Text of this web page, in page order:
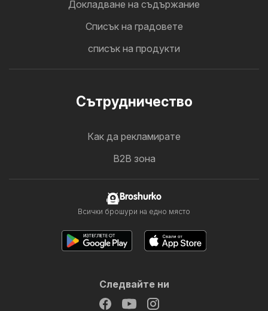
Докладване на съдържание
Cписък на градовете
списък на продукти
Cътрудничество
Как да рекламирате
B2B зона
Broshurko
Всички брошури на едно място
Следвайте ни